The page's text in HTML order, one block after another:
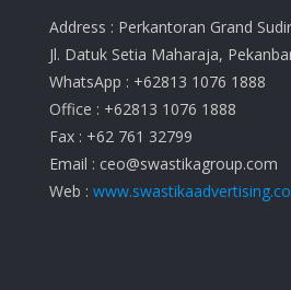
Address : Perkantoran Grand
Jl. Datuk Setia Maharaja,
WhatsApp : +62813 1076 1888
Office : +62813 1076 1888
Fax : +62 761 32799
Email : ceo@swastikagroup.com
Web :